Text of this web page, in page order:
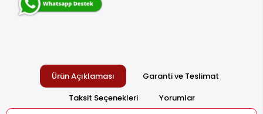
Ürün Açıklaması
Garanti ve Teslimat
Taksit Seçenekleri
Yorumlar